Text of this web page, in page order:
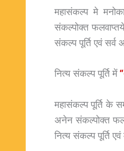
महासंकल्प मे
संकल्पोक्त
संकल्प पूर्ति एवं सर्व
नित्य संकल्प पूर्ति में
महासंकल्प पूर्ति के
अनेन संकल्पोक्त
नित्य संकल्प पूर्ति